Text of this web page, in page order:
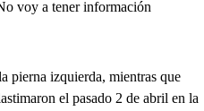
voy a tener información
pierna izquierda, mientras que
el pasado 2 de abril en la